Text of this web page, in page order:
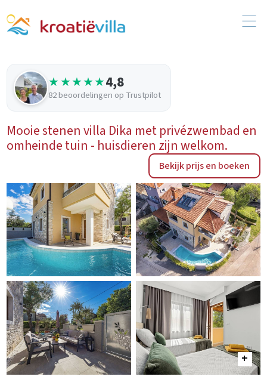
★★★★★4,8
82 beoordelingen op Trustpilot
Mooie stenen villa Dika met privézwembad en
omheinde tuin - huisdieren zijn welkom.
Bekijk prijs en boeken